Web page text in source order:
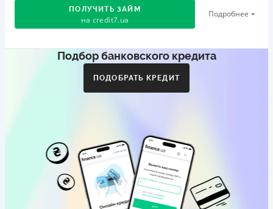
ПОЛУЧИТЬ ЗАЙМ
на credit7.ua
Подробнее
Акция: «Кешбэк за друга»
друг регистрируется и получает первый кредит (от
Бронзовый призер FinAwards 2026 «Лучшая программа
лояльности»
Первый займ
от 0,01%/день до 30 000 ₴
Подбор банковского кредита
ПОДОБРАТЬ КРЕДИТ